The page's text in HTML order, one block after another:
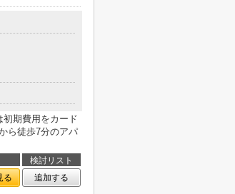
期費用をカード
ら徒歩7分のアパ
検討リスト
る 追加する